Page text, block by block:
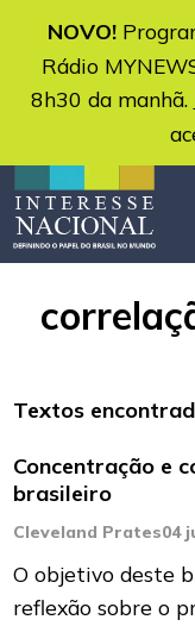
NOVO!
Rádio
8h30 da manhã.
Textos
Concentração e
brasileiro
Cleveland Prates04
O objetivo deste
reflexão sobre o